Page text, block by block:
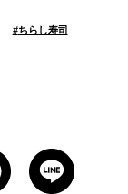
#ちらし寿司